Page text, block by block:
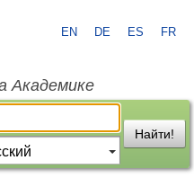
EN DE ES FR
Академике
Найти!